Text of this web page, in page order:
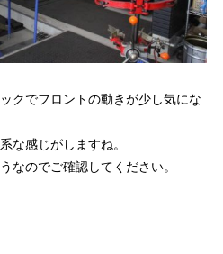
クでフロントの動きが少し気にな
な感じがしますね。
なのでご確認してください。